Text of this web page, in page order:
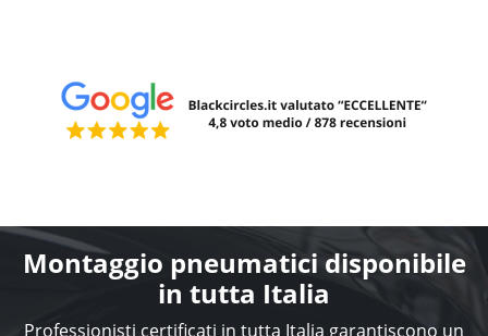
Montaggio pneumatici disponibile
in tutta Italia
Professionisti certificati in tutta Italia garantiscono un